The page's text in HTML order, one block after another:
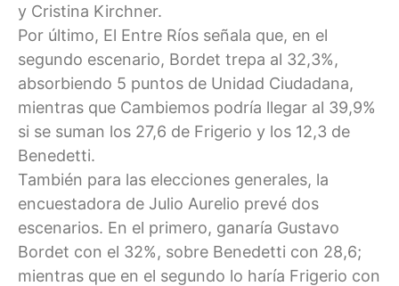
y Cristina Kirchner.
Por último, El Entre Ríos señala que, en el
segundo escenario, Bordet trepa al 32,3%,
absorbiendo 5 puntos de Unidad Ciudadana,
mientras que Cambiemos podría llegar al 39,9%
si se suman los 27,6 de Frigerio y los 12,3 de
Benedetti.
También para las elecciones generales, la
encuestadora de Julio Aurelio prevé dos
escenarios. En el primero, ganaría Gustavo
Bordet con el 32%, sobre Benedetti con 28,6;
mientras que en el segundo lo haría Frigerio con